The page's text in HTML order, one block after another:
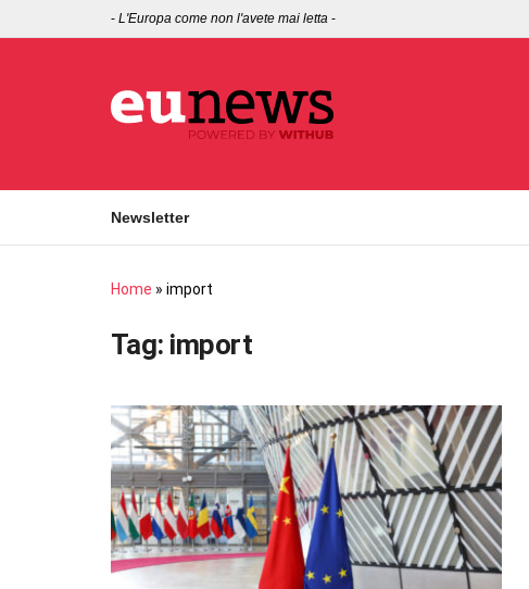
- L'Europa come non l'avete mai letta -
Newsletter
Home » import
Tag: import